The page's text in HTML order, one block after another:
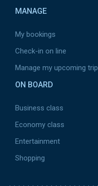
MANAGE
My bookings
Check-in on line
Manage my upcoming trip
ON BOARD
Business class
Economy class
Entertainment
Shopping